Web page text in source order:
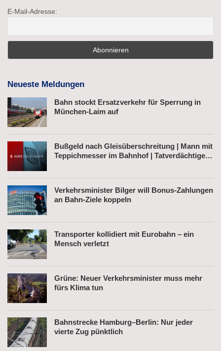
E-Mail-Adresse:
Neueste Meldungen
Bahn stockt Ersatzverkehr für Sperrung in
München-Laim auf
Bußgeld nach Gleisüberschreitung | Mann mit
Teppichmesser im Bahnhof | Tatverdächtiger
Verkehrsminister Bilger will Bonus-Zahlungen
an Bahn-Ziele koppeln
Transporter kollidiert mit Eurobahn – ein
Mensch verletzt
Grüne: Neuer Verkehrsminister muss mehr
fürs Klima tun
Bahnstrecke Hamburg–Berlin: Nur jeder
vierte Zug pünktlich